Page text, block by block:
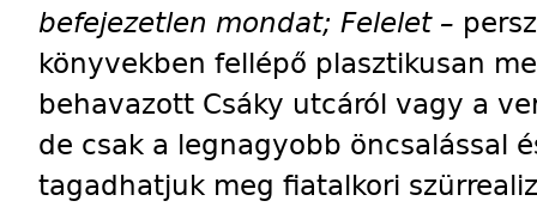
befejezetlen mondat; Felelet –
könyvekben fellépő plasztikusan
behavazott Csáky utcáról vagy a
de csak a legnagyobb öncsalással
tagadhatjuk meg fiatalkori